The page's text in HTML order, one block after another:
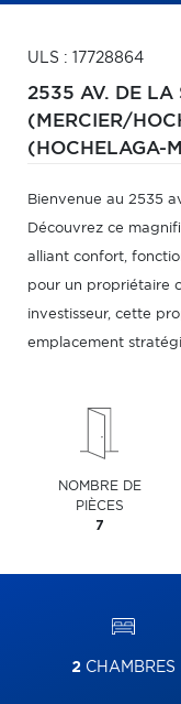
ULS : 17728864
2535 AV. DE LA
(MERCIER/
(HOCHELAGA-
Bienvenue au 2535
Découvrez ce
alliant confort,
pour un propriétaire
investisseur, cette
emplacement
NOMBRE DE
PIÈCES
7
2CHAMBRES